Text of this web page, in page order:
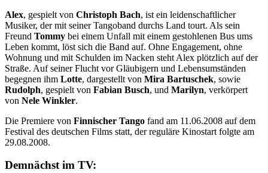
Alex, gespielt von Christoph Bach, ist ein leidenschaftlicher
Musiker, der mit seiner Tangoband durchs Land tourt. Als sein
Freund Tommy bei einem Unfall mit einem gestohlenen Bus ums
Leben kommt, löst sich die Band auf. Ohne Engagement, ohne
Wohnung und mit Schulden im Nacken steht Alex plötzlich auf der
Straße. Auf seiner Flucht vor Gläubigern und Lebensumständen
begegnen ihm Lotte, dargestellt von Mira Bartuschek, sowie
Rudolph, gespielt von Fabian Busch, und Marilyn, verkörpert
von Nele Winkler.
Die Premiere von Finnischer Tango fand am 11.06.2008 auf dem
Festival des deutschen Films statt, der reguläre Kinostart folgte am
29.08.2008.
Demnächst im TV: